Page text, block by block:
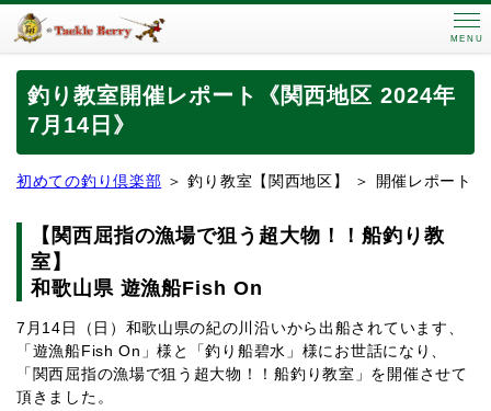
MENU
釣り教室開催レポート《関西地区 2024年
7月14日》
初めての釣り倶楽部 ＞釣り教室【関西地区】 ＞ 開催レポート
【関西屈指の漁場で狙う超大物！！船釣り教
室】
和歌山県 遊漁船Fish On
7月14日（日）和歌山県の紀の川沿いから出船されています、
「遊漁船Fish On」様と「釣り船碧水」様にお世話になり、
「関西屈指の漁場で狙う超大物！！船釣り教室」を開催させて
頂きました。